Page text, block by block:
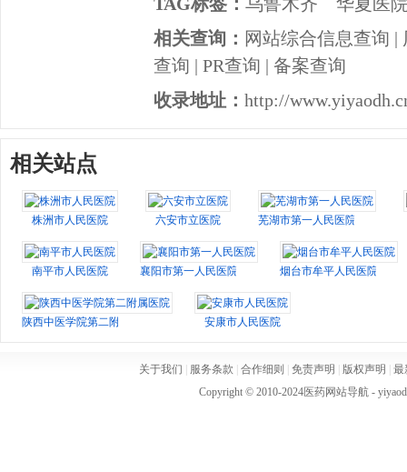
相关查询： 网站综合信息查询 |
查询 | PR查询 | 备案查询
收录地址： http://
相关站点
株洲市人民医院 六安市立医院 芜湖市第一人民医院
南平市人民医院 襄阳市第一人民医院 烟台市牟平人民医院
陕西中医学院第二附属医院 安康市人民医院
关于我们 服务条款 合作细则 免责声明 版权声明
最
Copyright © 2010-2024医药网站导航-